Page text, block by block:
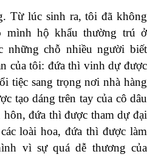
Từ lúc sinh ra, tôi đã không
mình hộ khẩu thường trú ở
những chỗ nhiều người biết
của tôi: đứa thì vinh dự được
tiệc sang trọng nơi nhà hàng
tạo dáng trên tay của cô dâu
đứa thì được tham dự đại
loài hoa, đứa thì được làm
vì sự quá dễ thương của